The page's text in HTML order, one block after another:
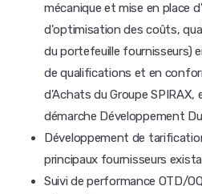
mécanique et mise en place
d'optimisation des coûts,
du portefeuille fournisseurs)
de qualifications et en
d'Achats du Groupe
démarche Développement
Développement de
principaux fournisseurs
Suivi de performance OTD/